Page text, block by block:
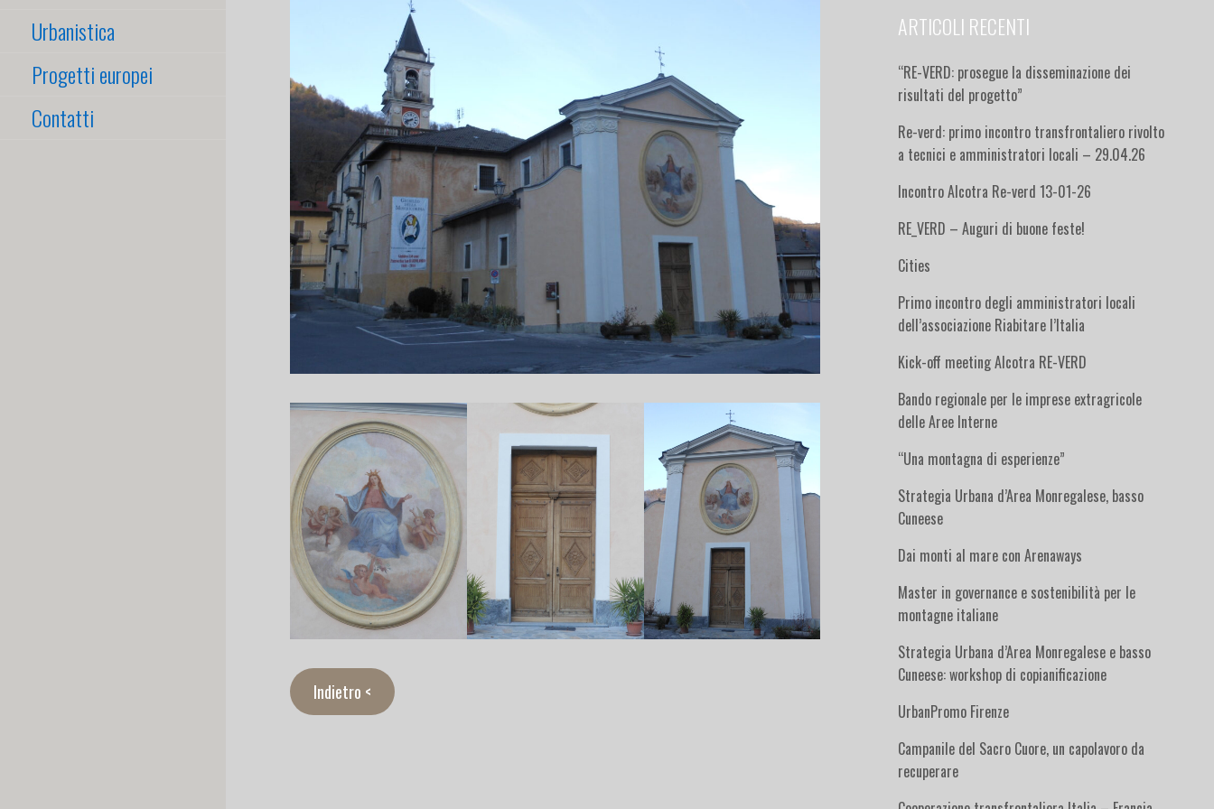
Urbanistica
Progetti europei
Contatti
Indietro <
ARTICOLI RECENTI
“RE-VERD: prosegue la disseminazione dei
risultati del progetto”
Re-verd: primo incontro transfrontaliero rivolto
a tecnici e amministratori locali – 29.04.26
Incontro Alcotra Re-verd 13-01-26
RE_VERD – Auguri di buone feste!
Cities
Primo incontro degli amministratori locali
dell’associazione Riabitare l’Italia
Kick-off meeting Alcotra RE-VERD
Bando regionale per le imprese extragricole
delle Aree Interne
“Una montagna di esperienze”
Strategia Urbana d’Area Monregalese, basso
Cuneese
Dai monti al mare con Arenaways
Master in governance e sostenibilità per le
montagne italiane
Strategia Urbana d’Area Monregalese e basso
Cuneese: workshop di copianificazione
UrbanPromo Firenze
Campanile del Sacro Cuore, un capolavoro da
recuperare